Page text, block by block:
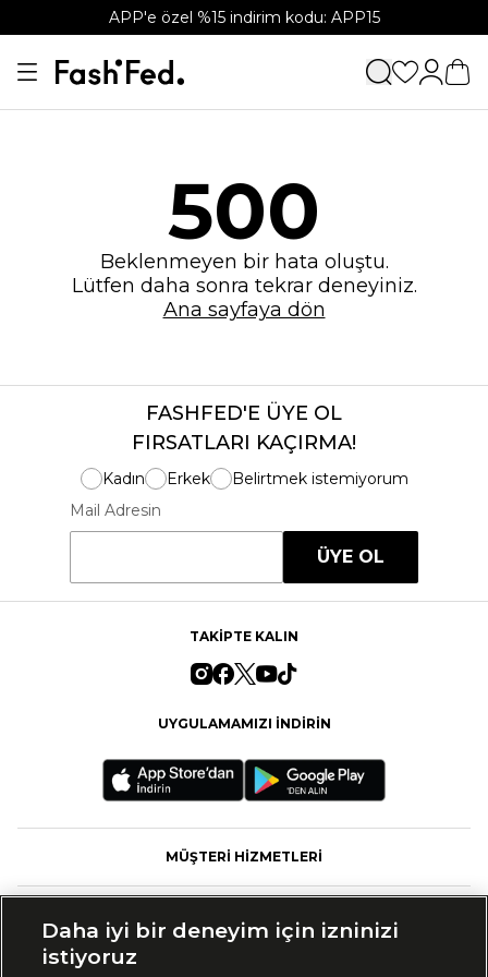
APP'e özel %15 indirim kodu: APP15
500
Beklenmeyen bir hata oluştu.
Lütfen daha sonra tekrar deneyiniz.
Ana sayfaya dön
FASHFED'E ÜYE OL
FIRSATLARI KAÇIRMA!
Kadın Erkek
Belirtmek istemiyorum
Mail Adresin
ÜYE OL
TAKİPTE KALIN
UYGULAMAMIZI İNDİRİN
MÜŞTERİ HİZMETLERİ
Daha iyi bir deneyim için izninizi
istiyoruz